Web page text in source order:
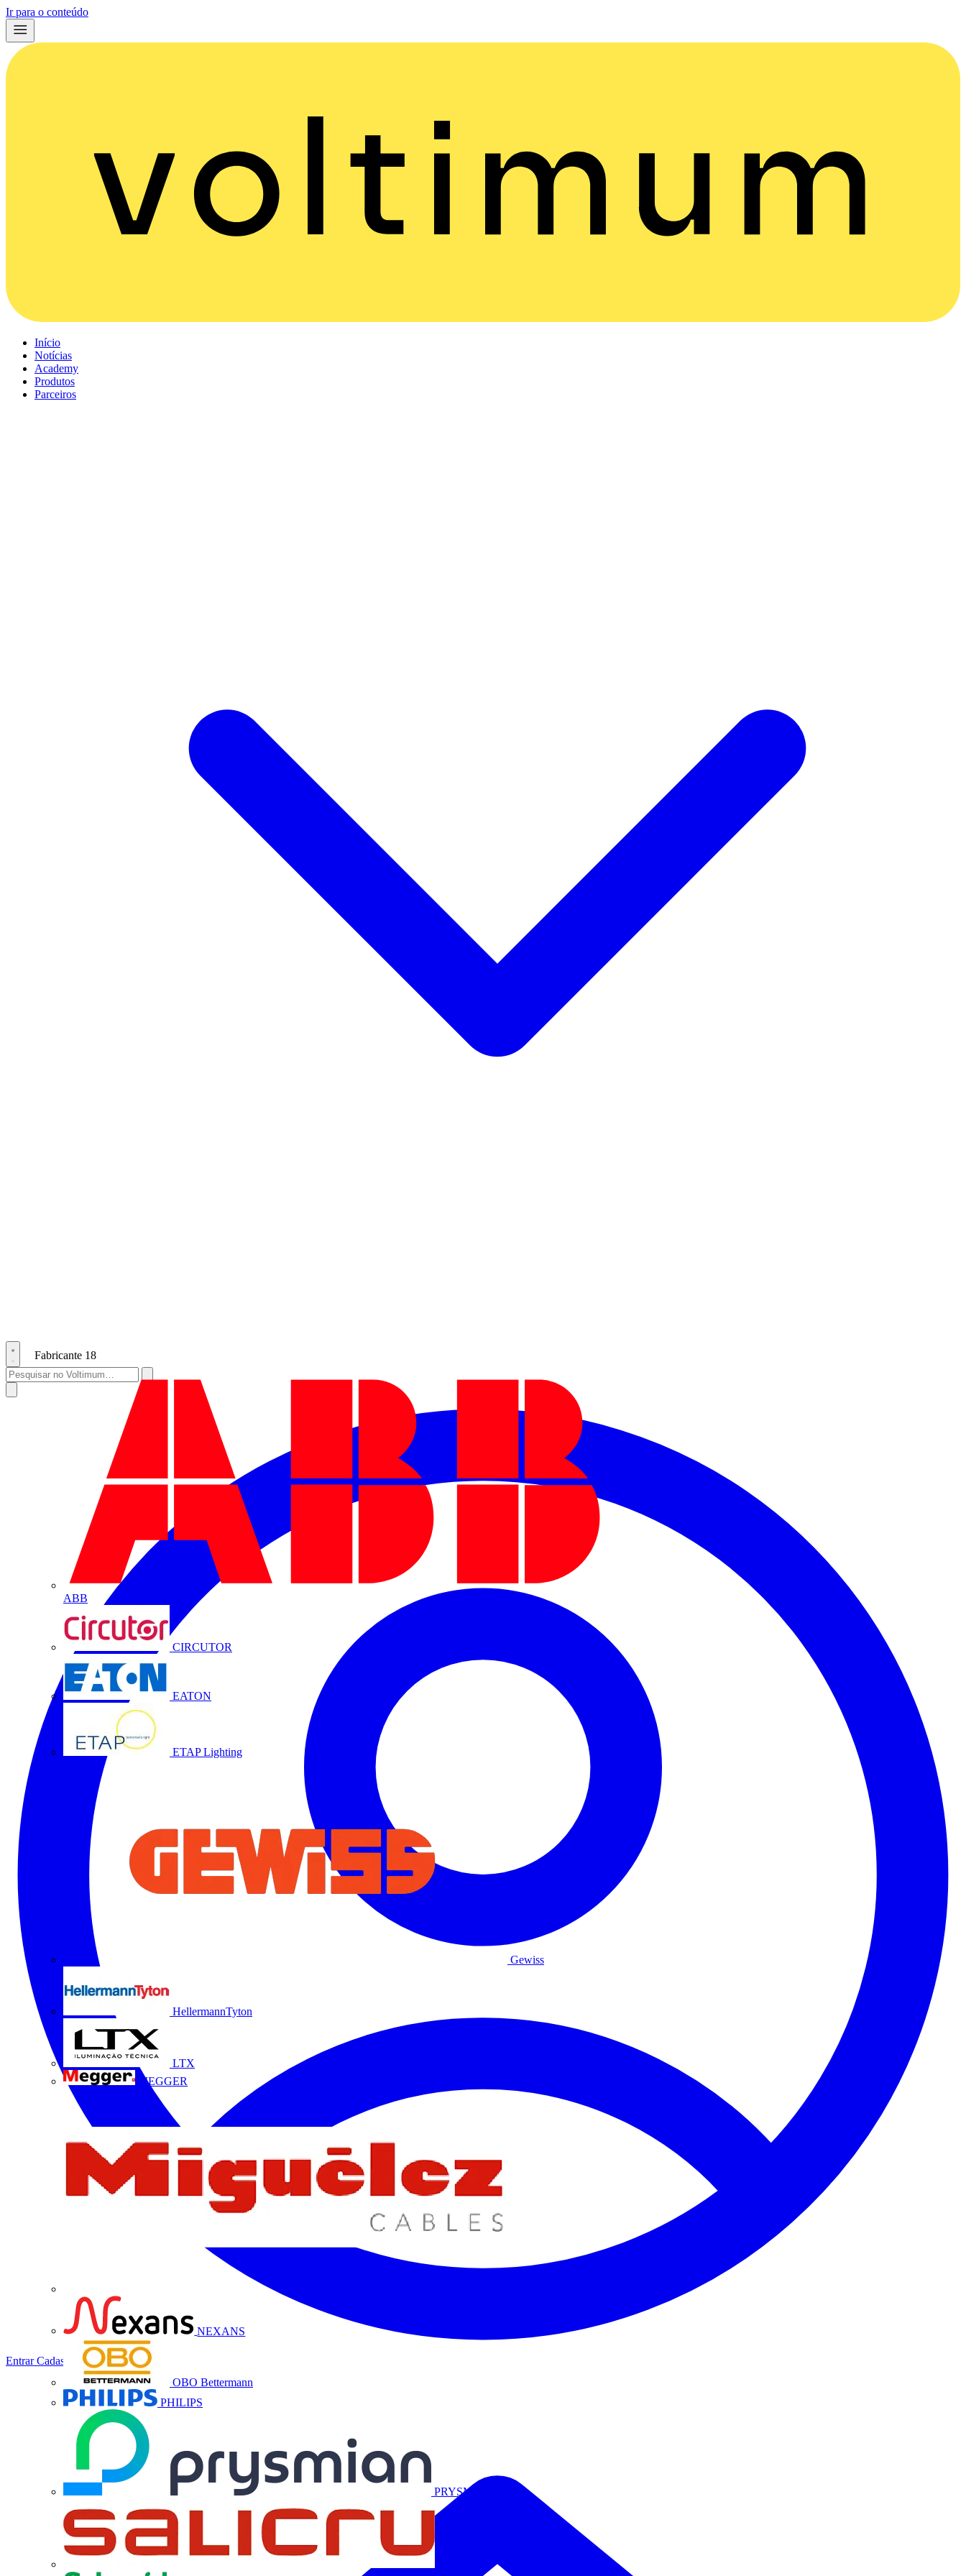
Ir para o conteúdo
Início
Notícias
Academy
Produtos
Parceiros
Fabricante 18
ABB
CIRCUTOR
EATON
ETAP Lighting
Gewiss
HellermannTyton
LTX
MEGGER
NEXANS
OBO Bettermann
PHILIPS
PRYSMIAN
EntrarCadastrar